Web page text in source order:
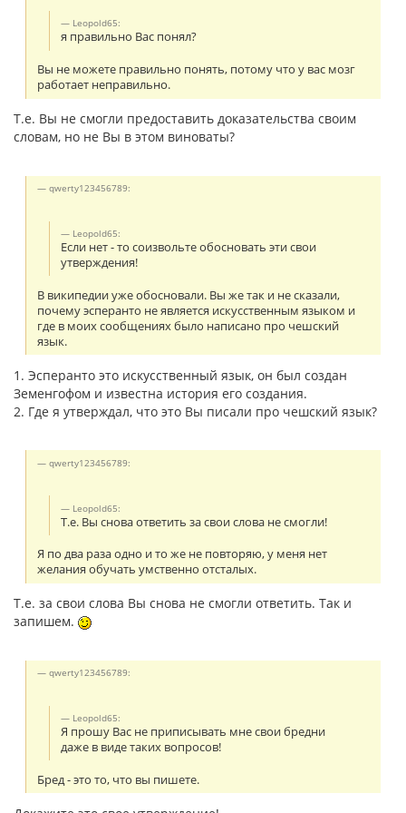
Leopold65:
я правильно Вас понял?
Вы не можете правильно понять, потому что у вас мозг
работает неправильно.
Т.е. Вы не смогли предоставить доказательства своим
словам, но не Вы в этом виноваты?
qwerty123456789:
Leopold65:
Если нет - то соизвольте обосновать эти свои
утверждения!
В википедии уже обосновали. Вы же так и не сказали,
почему эсперанто не является искусственным языком и
где в моих сообщениях было написано про чешский
язык.
1. Эсперанто это искусственный язык, он был создан
Земенгофом и известна история его создания.
2. Где я утверждал, что это Вы писали про чешский язык?
qwerty123456789:
Leopold65:
Т.е. Вы снова ответить за свои слова не смогли!
Я по два раза одно и то же не повторяю, у меня нет
желания обучать умственно отсталых.
Т.е. за свои слова Вы снова не смогли ответить. Так и
запишем.
qwerty123456789:
Leopold65:
Я прошу Вас не приписывать мне свои бредни
даже в виде таких вопросов!
Бред - это то, что вы пишете.